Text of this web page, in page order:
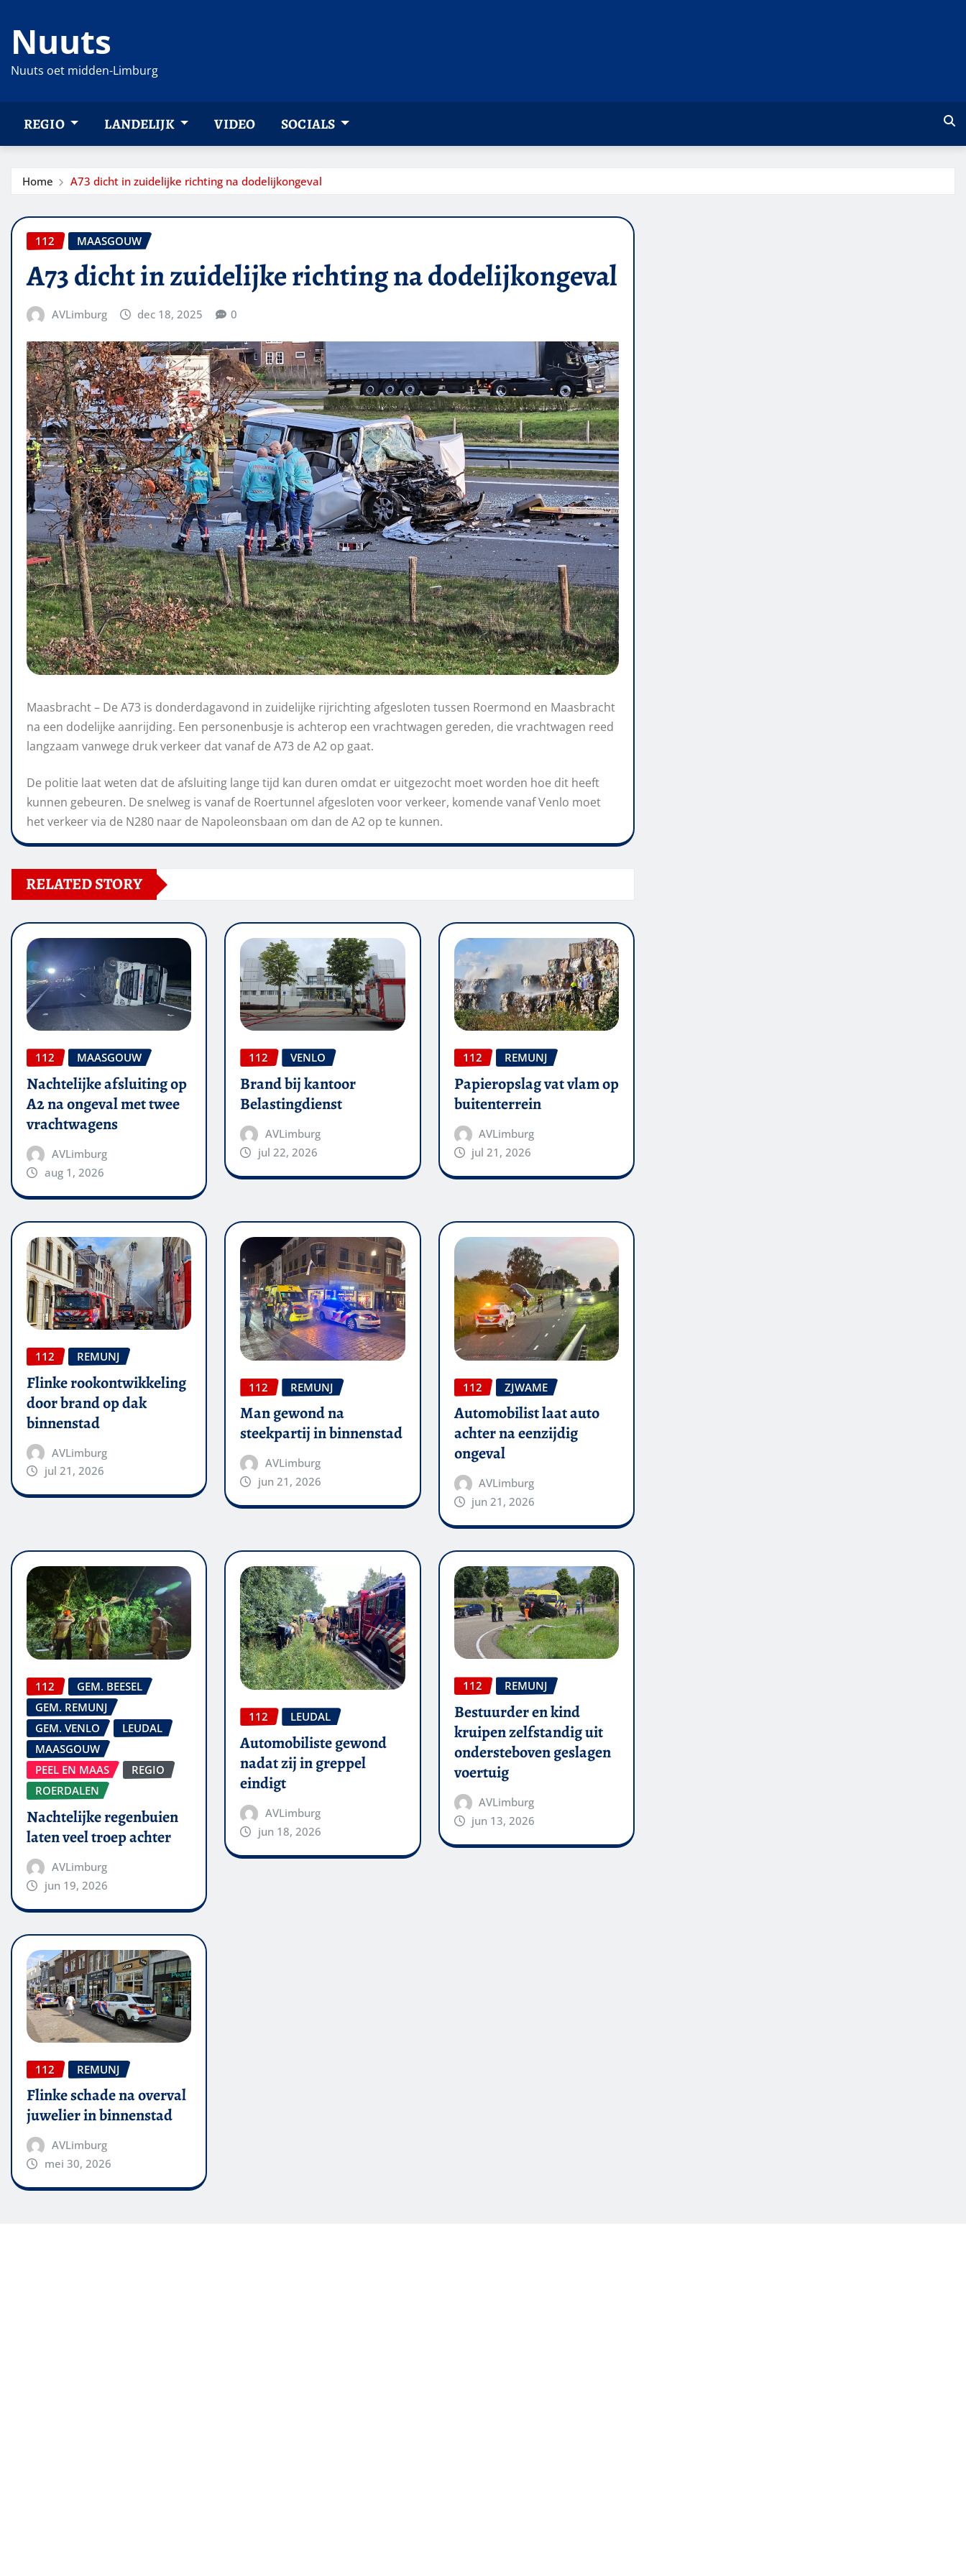
naar
inhoud
Nuuts
Nuuts oet midden-Limburg
REGIO LANDELIJK VIDEO SOCIALS
Home A73 dicht in zuidelijke richting na dodelijkongeval
112 MAASGOUW
A73 dicht in zuidelijke richting na dodelijkongeval
AVLimburg dec 18, 2025 0
Maasbracht – De A73 is donderdagavond in zuidelijke rijrichting afgesloten tussen Roermond en Maasbracht
na een dodelijke aanrijding. Een personenbusje is achterop een vrachtwagen gereden, die vrachtwagen reed
langzaam vanwege druk verkeer dat vanaf de A73 de A2 op gaat.
De politie laat weten dat de afsluiting lange tijd kan duren omdat er uitgezocht moet worden hoe dit heeft
kunnen gebeuren. De snelweg is vanaf de Roertunnel afgesloten voor verkeer, komende vanaf Venlo moet
het verkeer via de N280 naar de Napoleonsbaan om dan de A2 op te kunnen.
RELATED STORY
112 MAASGOUW
Nachtelijke afsluiting op
A2 na ongeval met twee
vrachtwagens
AVLimburg
aug 1, 2026
112 VENLO
Brand bij kantoor
Belastingdienst
AVLimburg
jul 22, 2026
112 REMUNJ
Papieropslag vat vlam op
buitenterrein
AVLimburg
jul 21, 2026
112 REMUNJ
Flinke rookontwikkeling
door brand op dak
binnenstad
AVLimburg
jul 21, 2026
112 REMUNJ
Man gewond na
steekpartij in binnenstad
AVLimburg
jun 21, 2026
112 ZJWAME
Automobilist laat auto
achter na eenzijdig
ongeval
AVLimburg
jun 21, 2026
112
GEM. BEESEL
GEM. REMUNJ
GEM. VENLO
LEUDAL
MAASGOUW
PEEL EN MAAS
REGIO
ROERDALEN
Nachtelijke regenbuien
laten veel troep achter
AVLimburg
jun 19, 2026
112 LEUDAL
Automobiliste gewond
nadat zij in greppel
eindigt
AVLimburg
jun 18, 2026
112 REMUNJ
Bestuurder en kind
kruipen zelfstandig uit
ondersteboven geslagen
voertuig
AVLimburg
jun 13, 2026
112 REMUNJ
Flinke schade na overval
juwelier in binnenstad
AVLimburg
mei 30, 2026